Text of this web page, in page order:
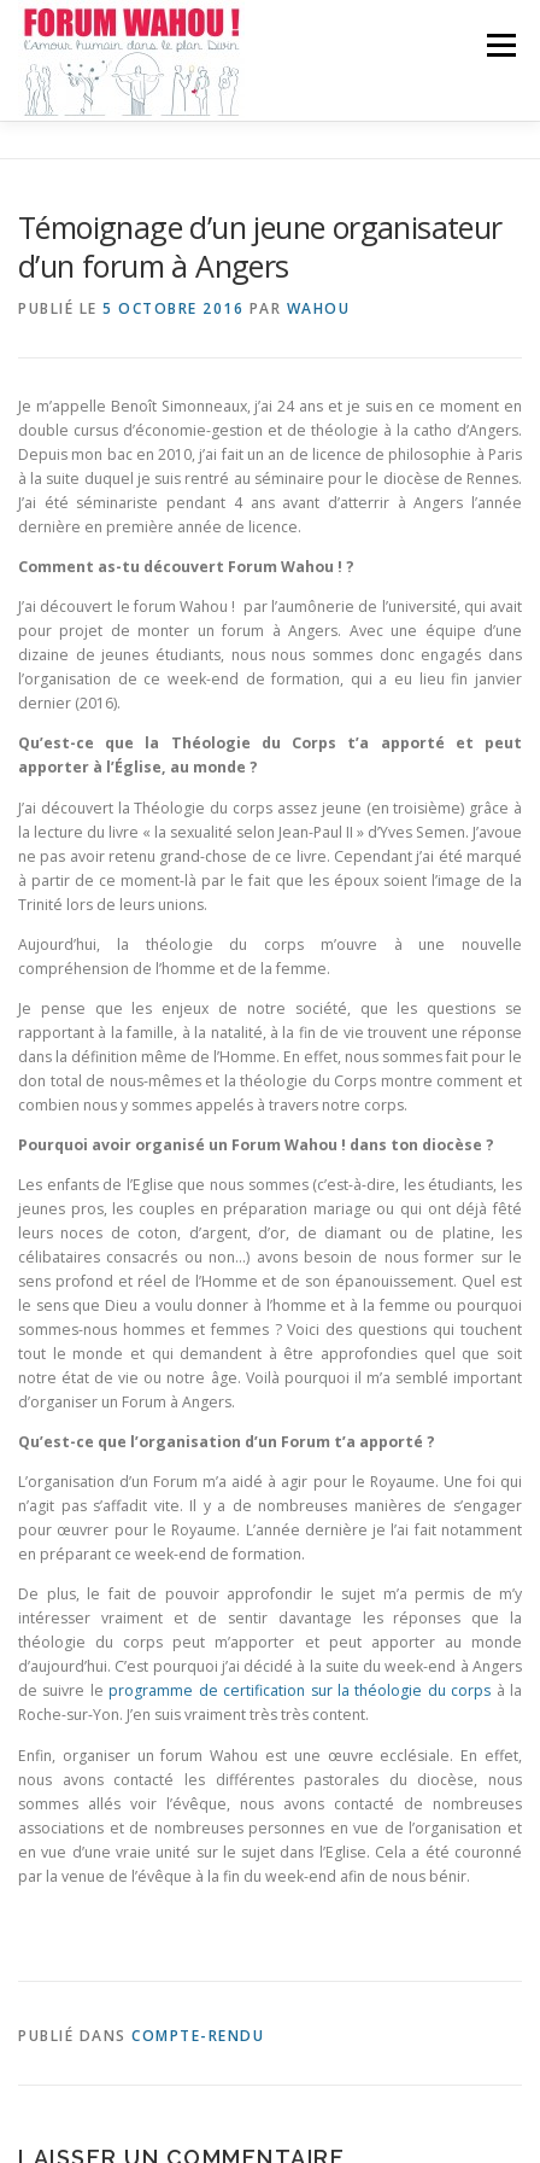
Aller
Menu
ACTUALITÉ CONTACT
Témoignage d’un jeune organisateur
d’un forum à Angers
PUBLIÉ LE 5 OCTOBRE 2016 PAR WAHOU
Je m’appelle Benoît Simonneaux, j’ai 24 ans et je suis en ce moment en
double cursus d’économie-gestion et de théologie à la catho d’Angers.
Depuis mon bac en 2010, j’ai fait un an de licence de philosophie à Paris
à la suite duquel je suis rentré au séminaire pour le diocèse de Rennes.
J’ai été séminariste pendant 4 ans avant d’atterrir à Angers l’année
dernière en première année de licence.
Comment as-tu découvert Forum Wahou ! ?
J’ai découvert le forum Wahou ! par l’aumônerie de l’université, qui avait
pour projet de monter un forum à Angers. Avec une équipe d’une
dizaine de jeunes étudiants, nous nous sommes donc engagés dans
l’organisation de ce week-end de formation, qui a eu lieu fin janvier
dernier (2016).
Qu’est-ce que la Théologie du Corps t’a apporté et peut
apporter à l’Église, au monde ?
J’ai découvert la Théologie du corps assez jeune (en troisième) grâce à
la lecture du livre « la sexualité selon Jean-Paul II » d’Yves Semen. J’avoue
ne pas avoir retenu grand-chose de ce livre. Cependant j’ai été marqué
à partir de ce moment-là par le fait que les époux soient l’image de la
Trinité lors de leurs unions.
Aujourd’hui, la théologie du corps m’ouvre à une nouvelle
compréhension de l’homme et de la femme.
Je pense que les enjeux de notre société, que les questions se
rapportant à la famille, à la natalité, à la fin de vie trouvent une réponse
dans la définition même de l’Homme. En effet, nous sommes fait pour le
don total de nous-mêmes et la théologie du Corps montre comment et
combien nous y sommes appelés à travers notre corps.
Pourquoi avoir organisé un Forum Wahou ! dans ton diocèse ?
Les enfants de l’Eglise que nous sommes (c’est-à-dire, les étudiants, les
jeunes pros, les couples en préparation mariage ou qui ont déjà fêté
leurs noces de coton, d’argent, d’or, de diamant ou de platine, les
célibataires consacrés ou non…) avons besoin de nous former sur le
sens profond et réel de l’Homme et de son épanouissement. Quel est
le sens que Dieu a voulu donner à l’homme et à la femme ou pourquoi
sommes-nous hommes et femmes ? Voici des questions qui touchent
tout le monde et qui demandent à être approfondies quel que soit
notre état de vie ou notre âge. Voilà pourquoi il m’a semblé important
d’organiser un Forum à Angers.
Qu’est-ce que l’organisation d’un Forum t’a apporté ?
L’organisation d’un Forum m’a aidé à agir pour le Royaume. Une foi qui
n’agit pas s’affadit vite. Il y a de nombreuses manières de s’engager
pour œuvrer pour le Royaume. L’année dernière je l’ai fait notamment
en préparant ce week-end de formation.
De plus, le fait de pouvoir approfondir le sujet m’a permis de m’y
intéresser vraiment et de sentir davantage les réponses que la
théologie du corps peut m’apporter et peut apporter au monde
d’aujourd’hui. C’est pourquoi j’ai décidé à la suite du week-end à Angers
de suivre leprogramme de certification sur la théologie du corps à la
Roche-sur-Yon. J’en suis vraiment très très content.
Enfin, organiser un forum Wahou est une œuvre ecclésiale. En effet,
nous avons contacté les différentes pastorales du diocèse, nous
sommes allés voir l’évêque, nous avons contacté de nombreuses
associations et de nombreuses personnes en vue de l’organisation et
en vue d’une vraie unité sur le sujet dans l’Eglise. Cela a été couronné
par la venue de l’évêque à la fin du week-end afin de nous bénir.
PUBLIÉ DANS COMPTE-RENDU
LAISSER UN COMMENTAIRE